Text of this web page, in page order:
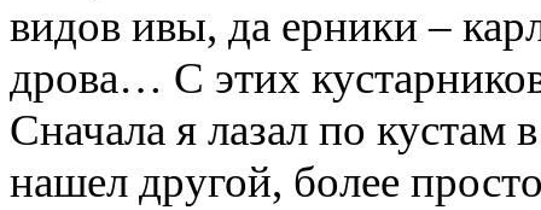
видов ивы, да ерники –
дрова… С этих
Сначала я лазал по кустам
нашел другой, более